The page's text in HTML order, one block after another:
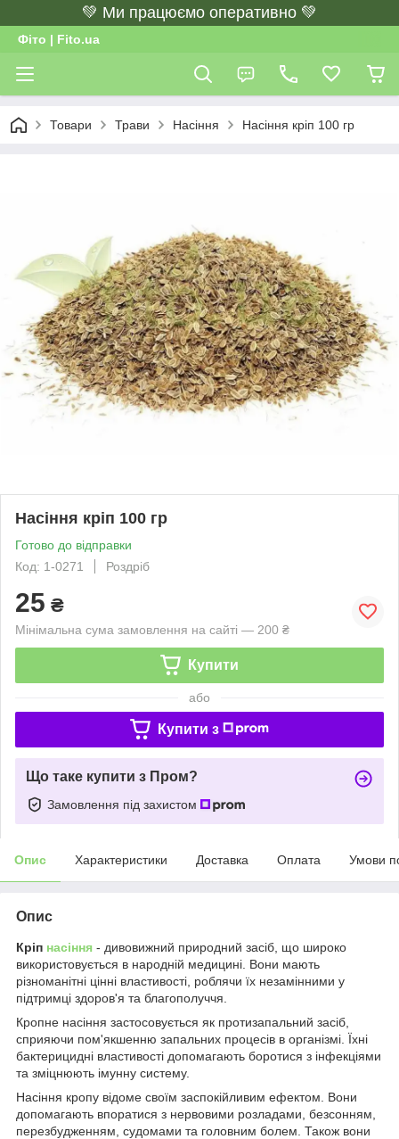
💚 Ми працюємо оперативно 💚
Фіто | Fito.ua
Товари Трави Насіння Насіння кріп 100 гр
Насіння кріп 100 гр
Готово до відправки
Код: 1-0271
Роздріб
25 ₴
Мінімальна сума замовлення на сайті — 200 ₴
Купити
або
Купити з
Що таке купити з Пром?
Замовлення під захистом
Опис Характеристики Доставка Оплата Умови
Опис
Кріп насіння - дивовижний природний засіб, що широко
використовується в народній медицині. Вони мають
різноманітні цінні властивості, роблячи їх незамінними у
підтримці здоров'я та благополуччя.
Кропне насіння застосовується як протизапальний засіб,
сприяючи пом'якшенню запальних процесів в організмі. Їхні
бактерицидні властивості допомагають боротися з інфекціями
та зміцнюють імунну систему.
Насіння кропу відоме своїм заспокійливим ефектом. Вони
допомагають впоратися з нервовими розладами, безсонням,
перезбудженням, судомами та головним болем. Також вони